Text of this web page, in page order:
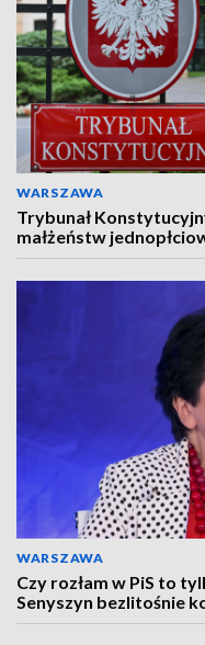
WARSZAWA
Trybunał
małżeństw
WARSZAWA
Czy rozłam w PiS to
Senyszyn bezlitośnie